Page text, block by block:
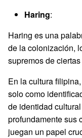
Haring:
Haring es una
de la colonización,
supremos de
En la cultura
solo como
de identidad
profundamente sus
juegan un papel